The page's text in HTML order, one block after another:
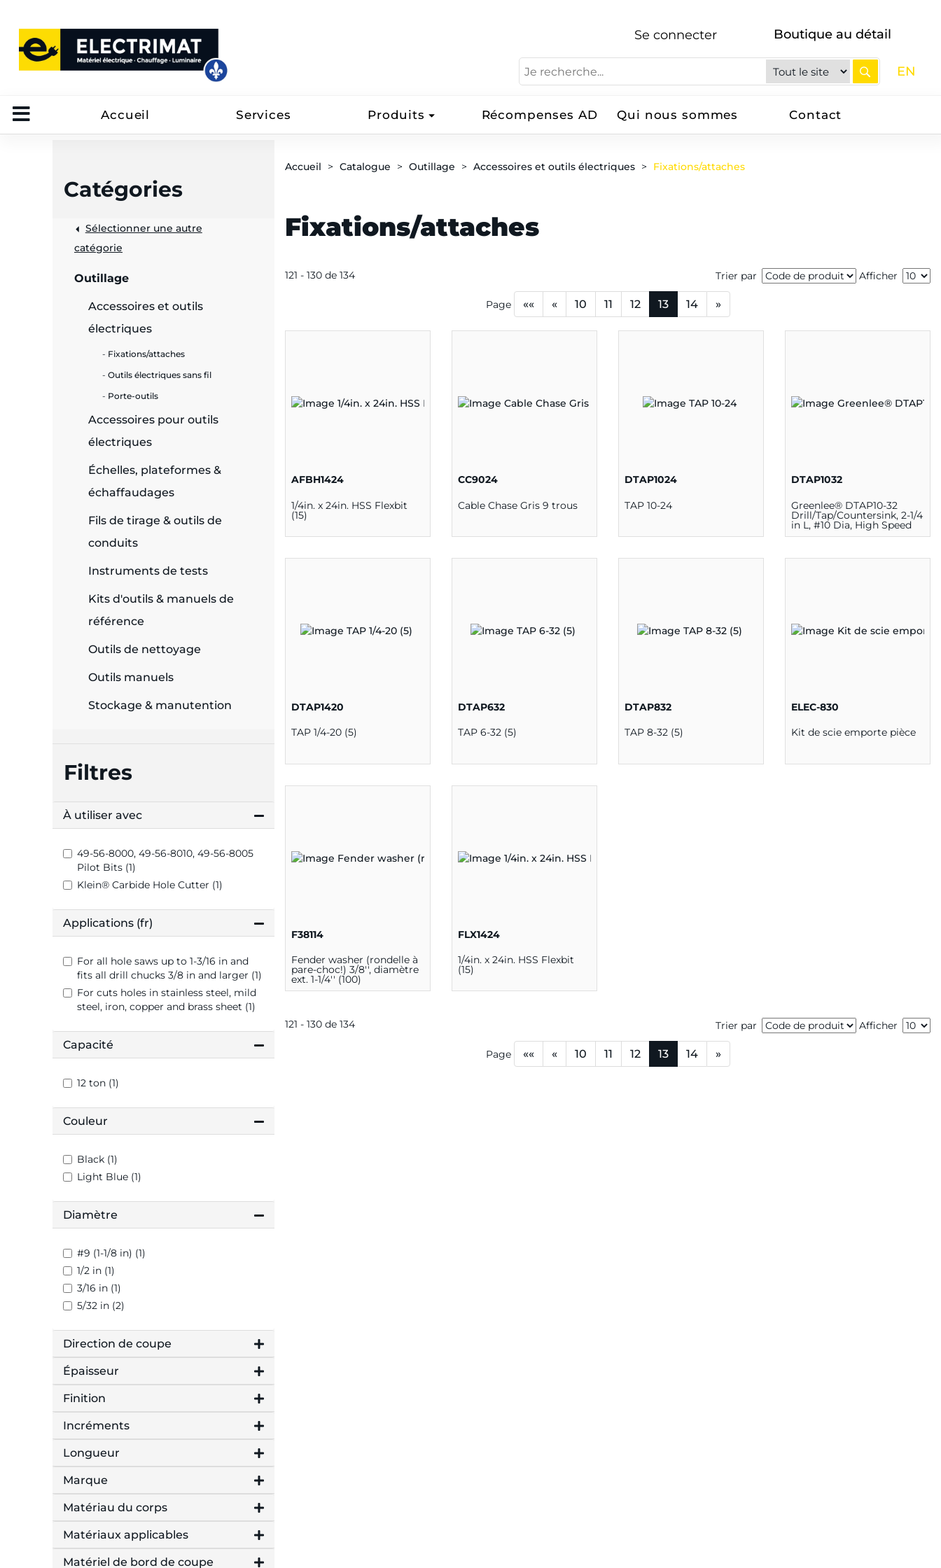
Se connecter Boutique au détail
EN
Accueil Services Produits Récompenses AD Qui nous sommes Contact
Catégories
Sélectionner une autre
catégorie
Outillage
Accessoires et outils
électriques
Fixations/attaches
Outils électriques sans fil
Porte-outils
Accessoires pour outils
électriques
Échelles, plateformes &
échaffaudages
Fils de tirage & outils de
conduits
Instruments de tests
Kits d'outils & manuels de
référence
Outils de nettoyage
Outils manuels
Stockage & manutention
Filtres
À utiliser avec
49-56-8000, 49-56-8010, 49-56-8005
Pilot Bits (1)
Klein® Carbide Hole Cutter (1)
Applications (fr)
For all hole saws up to 1-3/16 in and
fits all drill chucks 3/8 in and larger (1)
For cuts holes in stainless steel, mild
steel, iron, copper and brass sheet (1)
Capacité
12 ton (1)
Couleur
Black (1)
Light Blue (1)
Diamètre
#9 (1-1/8 in) (1)
1/2 in (1)
3/16 in (1)
5/32 in (2)
Direction de coupe
Épaisseur
Finition
Incréments
Longueur
Marque
Matériau du corps
Matériaux applicables
Matériel de bord de coupe
Accueil Catalogue Outillage Accessoires et outils électriques Fixations/attaches
Fixations/attaches
121 - 130 de 134 Trier par Afficher
Page «« « 10 11 12 13 14 »
AFBH1424
1/4in. x 24in. HSS Flexbit
(15)
CC9024
Cable Chase Gris 9 trous
DTAP1024
TAP 10-24
DTAP1032
Greenlee® DTAP10-32
Drill/Tap/Countersink, 2-1/4
in L, #10 Dia, High Speed
Steel
DTAP1420
TAP 1/4-20 (5)
DTAP632
TAP 6-32 (5)
DTAP832
TAP 8-32 (5)
ELEC-830
Kit de scie emporte pièce
F38114
Fender washer (rondelle à
pare-choc!) 3/8'', diamètre
ext. 1-1/4'' (100)
FLX1424
1/4in. x 24in. HSS Flexbit
(15)
121 - 130 de 134 Trier par Afficher
Page «« « 10 11 12 13 14 »